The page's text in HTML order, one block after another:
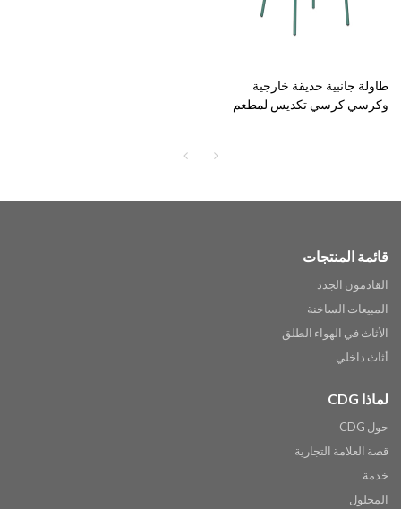
طاولة جانبية حديقة خارجية
وكرسي كرسي تكديس لمطعم
قائمة المنتجات
القادمون الجدد
المبيعات الساخنة
الأثاث في الهواء الطلق
أثاث داخلي
لماذا CDG
حول CDG
قصة العلامة التجارية
خدمة
المحلول